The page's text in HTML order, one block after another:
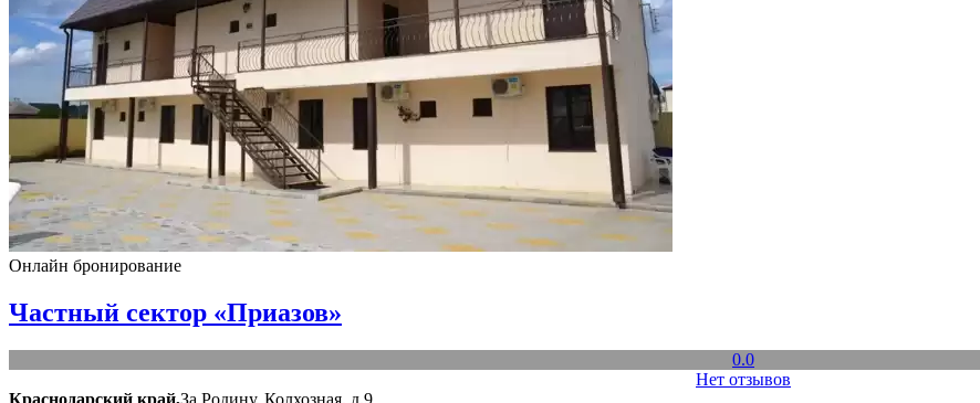
Онлайн бронирование
Частный сектор «Приазов»
0.0
Нет отзывов
Краснодарский край,За Родину, Колхозная, д.9